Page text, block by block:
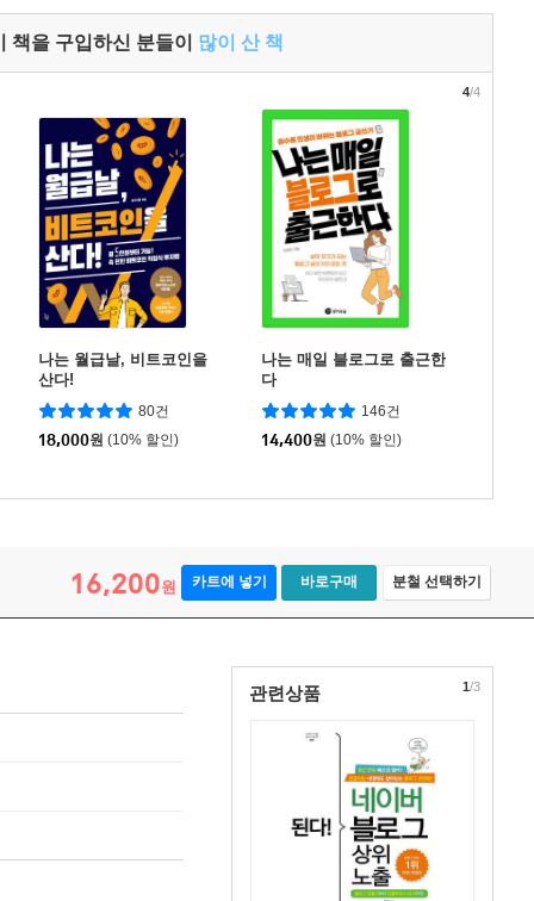
책을 구입하신 분들이 많이 산 책
나는 월급날, 비트코인을
산다!
80건
18,000원 (10% 할인)
나는 매일 블로그로 출근한
다
146건
14,400원 (10% 할인)
4/4
16,200원 카트에 넣기 바로구매 분철 선택하기
관련상품 1/3